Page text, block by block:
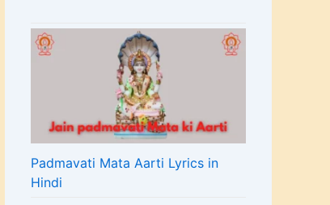
Padmavati Mata Aarti Lyrics in
Hindi